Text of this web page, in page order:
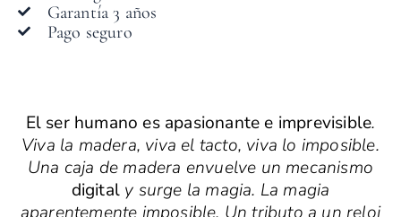
Garantía 3 años
Pago seguro
El ser humano es apasionante e imprevisible.
Viva la madera, viva el tacto, viva lo imposible.
Una caja de madera envuelve un mecanismo
digital y surge la magia. La magia
aparentemente imposible. Un tributo a un reloj